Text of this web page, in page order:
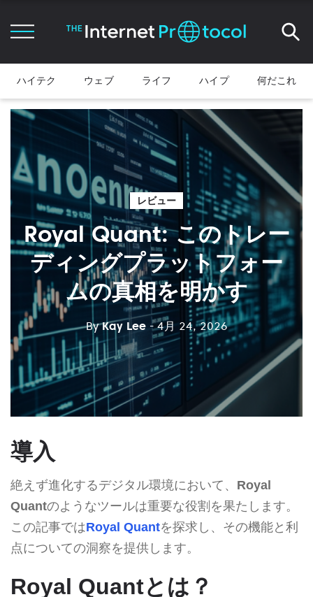
ハイテク ウェブ ライフ ハイプ 何だこれ
レビュー
Royal Quant: このトレー
ディングプラットフォー
ムの真相を明かす
ByKay Lee - 4月 24, 2026
導入
絶えず進化するデジタル環境において、 Royal
Quantのようなツールは重要な役割を果たします。
この記事ではRoyal Quantを探求し、その機能と利
点についての洞察を提供します。
Royal Quantとは？